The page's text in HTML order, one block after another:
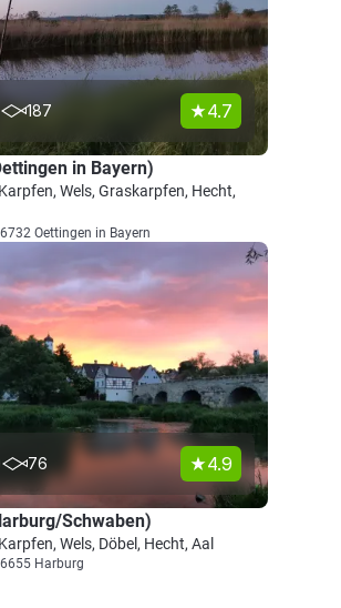
187 4.7
in Bayern)
Wels, Graskarpfen, Hecht,
Oettingen in Bayern
76 4.9
Schwaben)
Wels, Döbel, Hecht, Aal
Harburg